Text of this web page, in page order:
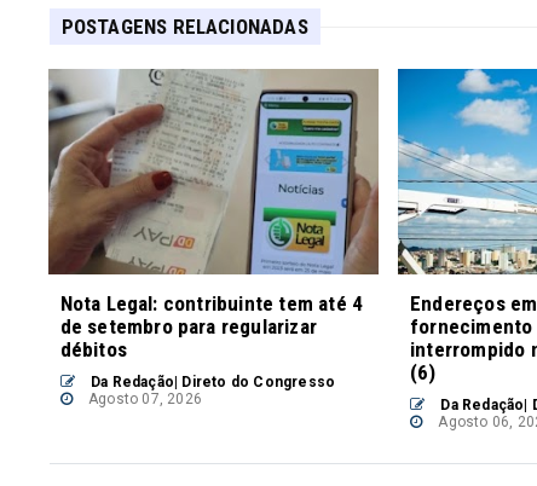
POSTAGENS RELACIONADAS
Nota Legal: contribuinte tem até 4
de setembro para regularizar
débitos
Da Redação| Direto do Congresso
Agosto 07, 2026
Endereços
fornecimento
interrompido
(6)
Da
Agosto 06,